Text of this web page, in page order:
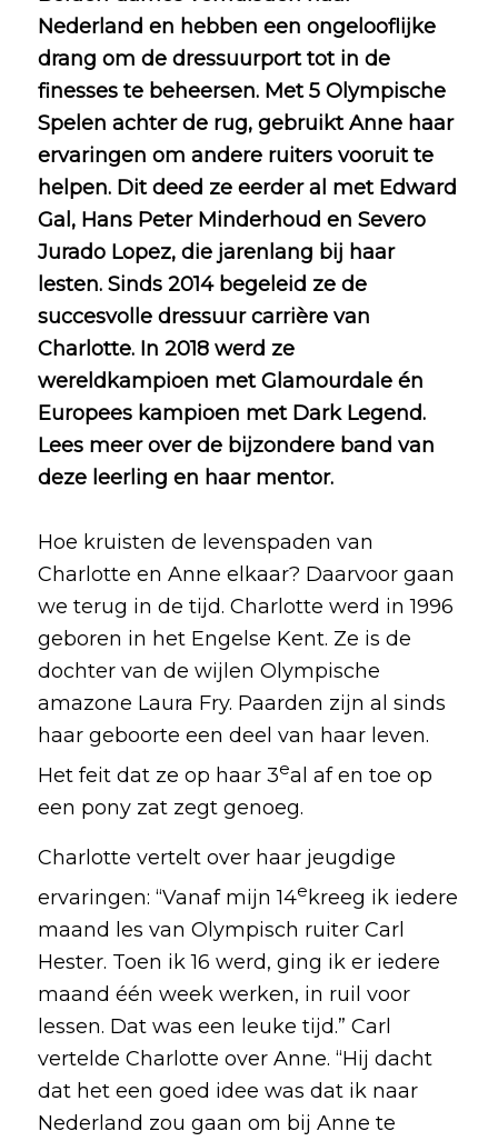
Nederland en hebben een ongelooflijke
drang om de dressuurport tot in de
finesses te beheersen. Met 5 Olympische
Spelen achter de rug, gebruikt Anne haar
ervaringen om andere ruiters vooruit te
helpen. Dit deed ze eerder al met Edward
Gal, Hans Peter Minderhoud en Severo
Jurado Lopez, die jarenlang bij haar
lesten. Sinds 2014 begeleid ze de
succesvolle dressuur carrière van
Charlotte. In 2018 werd ze
wereldkampioen met Glamourdale én
Europees kampioen met Dark Legend.
Lees meer over de bijzondere band van
deze leerling en haar mentor.
Hoe kruisten de levenspaden van
Charlotte en Anne elkaar? Daarvoor gaan
we terug in de tijd. Charlotte werd in 1996
geboren in het Engelse Kent. Ze is de
dochter van de wijlen Olympische
amazone Laura Fry. Paarden zijn al sinds
haar geboorte een deel van haar leven.
Het feit dat ze op haar 3eal af en toe op
een pony zat zegt genoeg.
Charlotte vertelt over haar jeugdige
ervaringen: “Vanaf mijn 14ekreeg ik iedere
maand les van Olympisch ruiter Carl
Hester. Toen ik 16 werd, ging ik er iedere
maand één week werken, in ruil voor
lessen. Dat was een leuke tijd.” Carl
vertelde Charlotte over Anne. “Hij dacht
dat het een goed idee was dat ik naar
Nederland zou gaan om bij Anne te